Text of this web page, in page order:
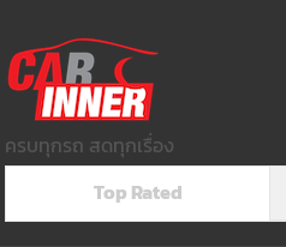
ครบทุกรถ สดทุกเรื่อง
Top Rated